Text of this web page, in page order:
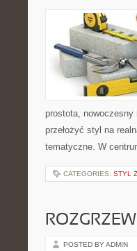
prostota,
przełożyć styl na
tematyczne. W
CATEGORIES: STYL
POSTED BY ADMIN